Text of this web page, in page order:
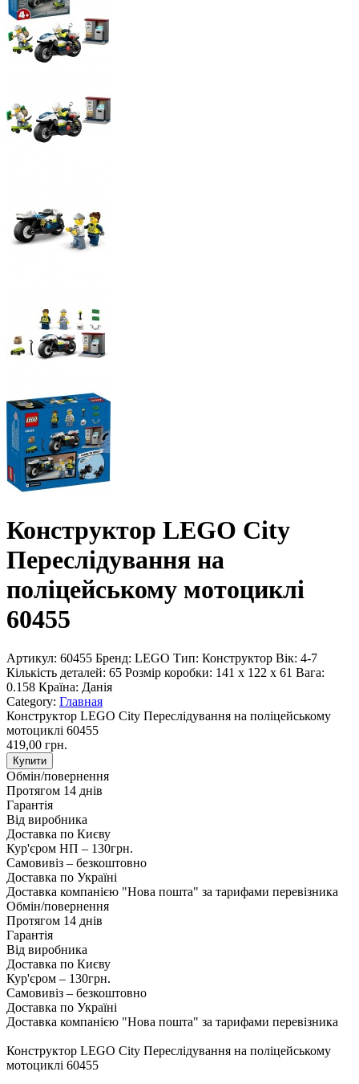
Конструктор LEGO City
Переслідування на
поліцейському мотоциклі
60455
Артикул: 60455 Бренд: LEGO Тип: Конструктор Вік: 4-7
Кількість деталей: 65 Розмір коробки: 141 x 122 x 61 Вага:
0.158 Країна: Данія
Category: Главная
Конструктор LEGO City Переслідування на поліцейському
мотоциклі 60455
419,00 грн.
Купити
Обмін/повернення
Протягом 14 днів
Гарантія
Від виробника
Доставка по Києву
Кур'єром НП – 130грн.
Самовивіз – безкоштовно
Доставка по Україні
Доставка компанією "Нова пошта" за тарифами перевізника
Обмін/повернення
Протягом 14 днів
Гарантія
Від виробника
Доставка по Києву
Кур'єром – 130грн.
Самовивіз – безкоштовно
Доставка по Україні
Доставка компанією "Нова пошта" за тарифами перевізника
Конструктор LEGO City Переслідування на поліцейському
мотоциклі 60455